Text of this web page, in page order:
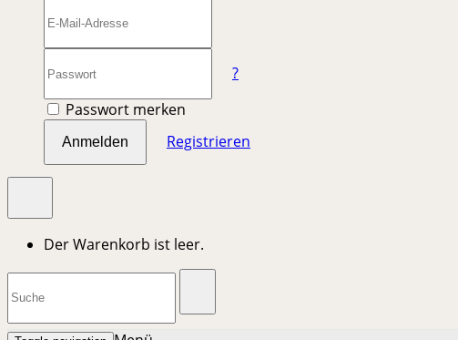
?
Passwort merken
Anmelden Registrieren
Der Warenkorb ist leer.